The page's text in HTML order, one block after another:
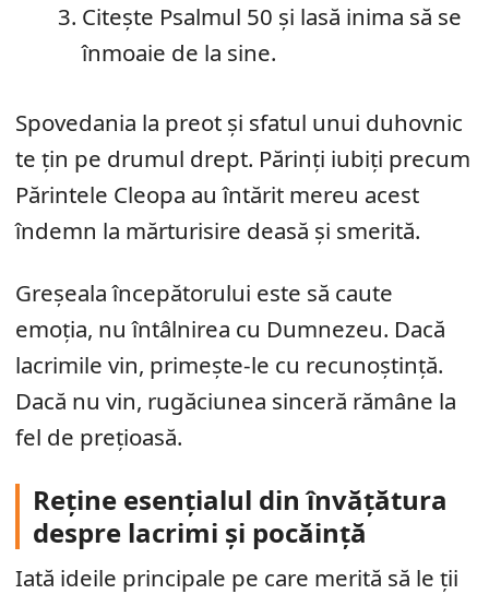
Citește Psalmul 50 și lasă inima să se
înmoaie de la sine.
Spovedania la preot și sfatul unui duhovnic
te țin pe drumul drept. Părinți iubiți precum
Părintele Cleopa au întărit mereu acest
îndemn la mărturisire deasă și smerită.
Greșeala începătorului este să caute
emoția, nu întâlnirea cu Dumnezeu. Dacă
lacrimile vin, primește-le cu recunoștință.
Dacă nu vin, rugăciunea sinceră rămâne la
fel de prețioasă.
Reține esențialul din învățătura
despre lacrimi și pocăință
Iată ideile principale pe care merită să le ții